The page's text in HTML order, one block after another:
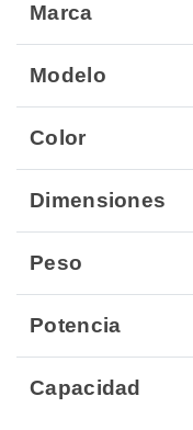
Marca
Modelo
Color
Dimensiones
Peso
Potencia
Capacidad